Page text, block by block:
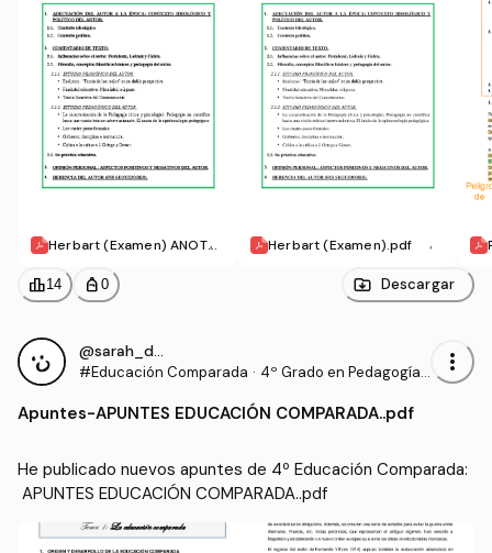
Herbart (Examen) ANOTA
Herbart (Examen).pdf
leaderboard14 personal_bag 0 Descargar
@sarah_dauber
#Educación Comparada · 4º Grado en Pedagogía
more_vert
Apuntes-APUNTES EDUCACIÓN COMPARADA..pdf
He publicado nuevos apuntes de 4º Educación Comparada:
APUNTES EDUCACIÓN COMPARADA..pdf